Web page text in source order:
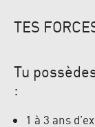
TES
Tu
:
1 à 3 ans